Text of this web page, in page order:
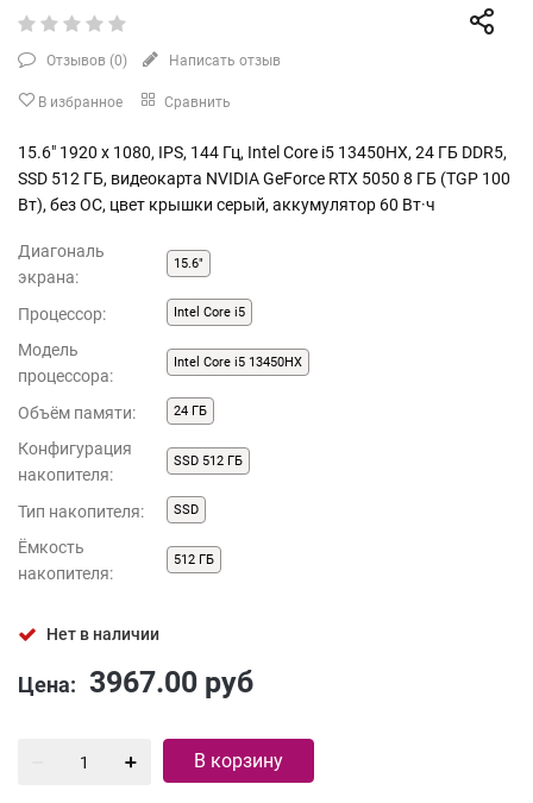
Отзывов (0) Написать отзыв
В избранное Сравнить
15.6" 1920 x 1080, IPS, 144 Гц, Intel Core i5 13450HX, 24 ГБ DDR5,
SSD 512 ГБ, видеокарта NVIDIA GeForce RTX 5050 8 ГБ (TGP 100
Вт), без ОС, цвет крышки серый, аккумулятор 60 Вт·ч
Диагональ
экрана:
15.6"
Процессор: Intel Core i5
Модель
процессора:
Intel Core i5 13450HX
Объём памяти: 24 ГБ
Конфигурация
накопителя:
SSD 512 ГБ
Тип накопителя: SSD
Ёмкость
накопителя:
512 ГБ
Нет в наличии
Цена: 3967.00 руб
В корзину